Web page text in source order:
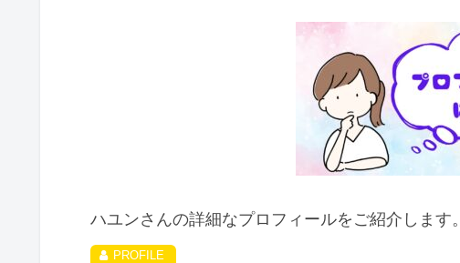
ハユンさんの詳細なプロフィールをご紹介します。